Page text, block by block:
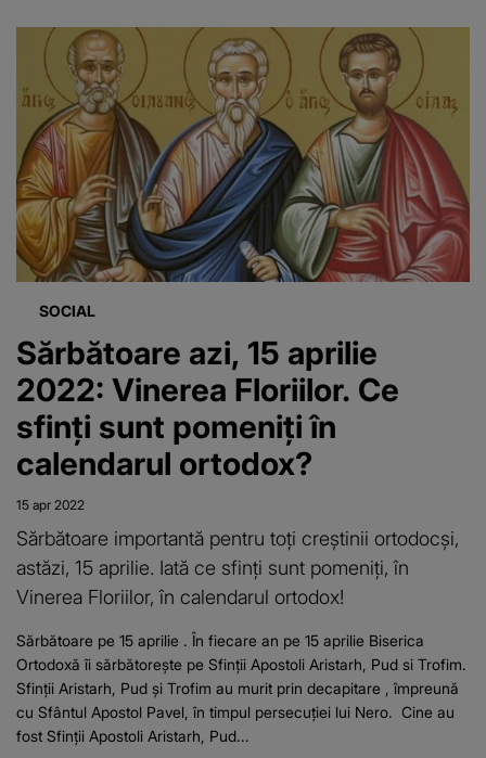
SOCIAL
Sărbătoare azi, 15 aprilie
2022: Vinerea Floriilor. Ce
sfinţi sunt pomeniţi în
calendarul ortodox?
15 apr 2022
Sărbătoare importantă pentru toți creștinii ortodocși,
astăzi, 15 aprilie. Iată ce sfinți sunt pomeniți, în
Vinerea Floriilor, în calendarul ortodox!
Sărbătoare pe 15 aprilie . În fiecare an pe 15 aprilie Biserica
Ortodoxă îi sărbătorește pe Sfinții Apostoli Aristarh, Pud si Trofim.
Sfinții Aristarh, Pud și Trofim au murit prin decapitare , împreună
cu Sfântul Apostol Pavel, în timpul persecuției lui Nero. Cine au
fost Sfinții Apostoli Aristarh, Pud...